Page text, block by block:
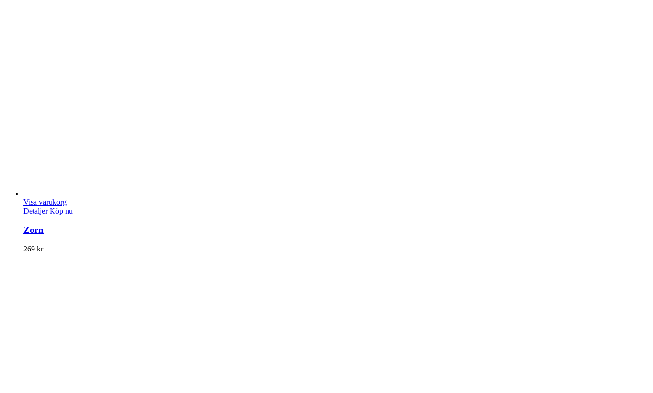
Visa varukorg
Detaljer Köp nu
Zorn
269 kr